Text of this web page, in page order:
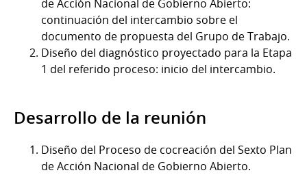
de Acción Nacional de Gobierno Abierto:
continuación del intercambio sobre el
documento de propuesta del Grupo de Trabajo.
Diseño del diagnóstico proyectado para la Etapa
1 del referido proceso: inicio del intercambio.
Desarrollo de la reunión
Diseño del Proceso de cocreación del Sexto Plan
de Acción Nacional de Gobierno Abierto.